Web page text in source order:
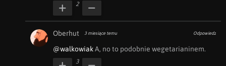
2
Oberhut 3 miesiące temu Odpowiedz
@walkowiak A, no to podobnie wegetarianinem.
3